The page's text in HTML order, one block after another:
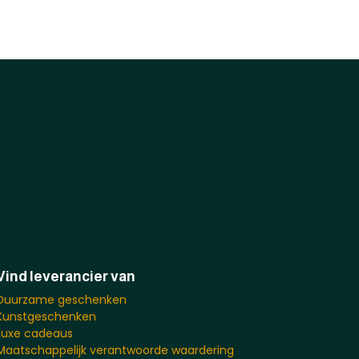
leverancier van
geschenken
cadeaus
verantwoorde waardering